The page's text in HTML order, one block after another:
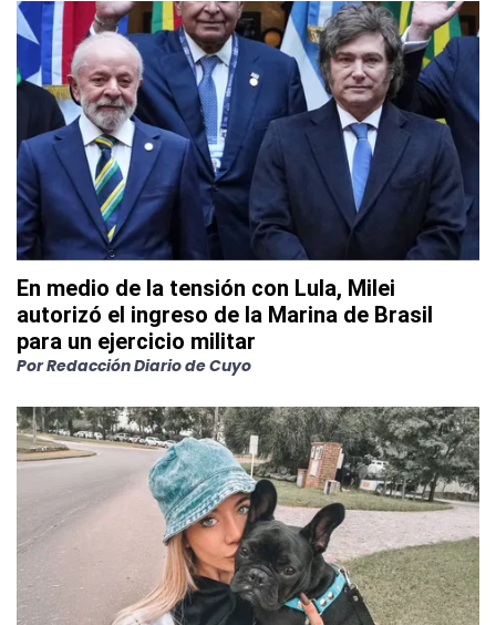
En medio de la tensión con Lula, Milei
autorizó el ingreso de la Marina de Brasil
para un ejercicio militar
PorRedacción Diario de Cuyo